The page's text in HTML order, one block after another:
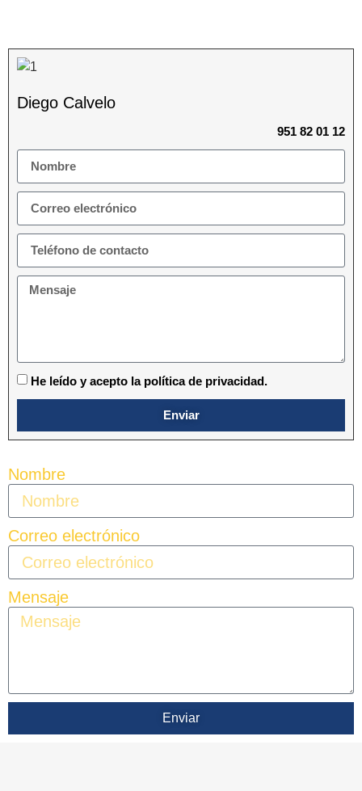
Diego Calvelo
951 82 01 12
He leído y acepto la política de privacidad.
Enviar
Nombre
Correo electrónico
Mensaje
Enviar